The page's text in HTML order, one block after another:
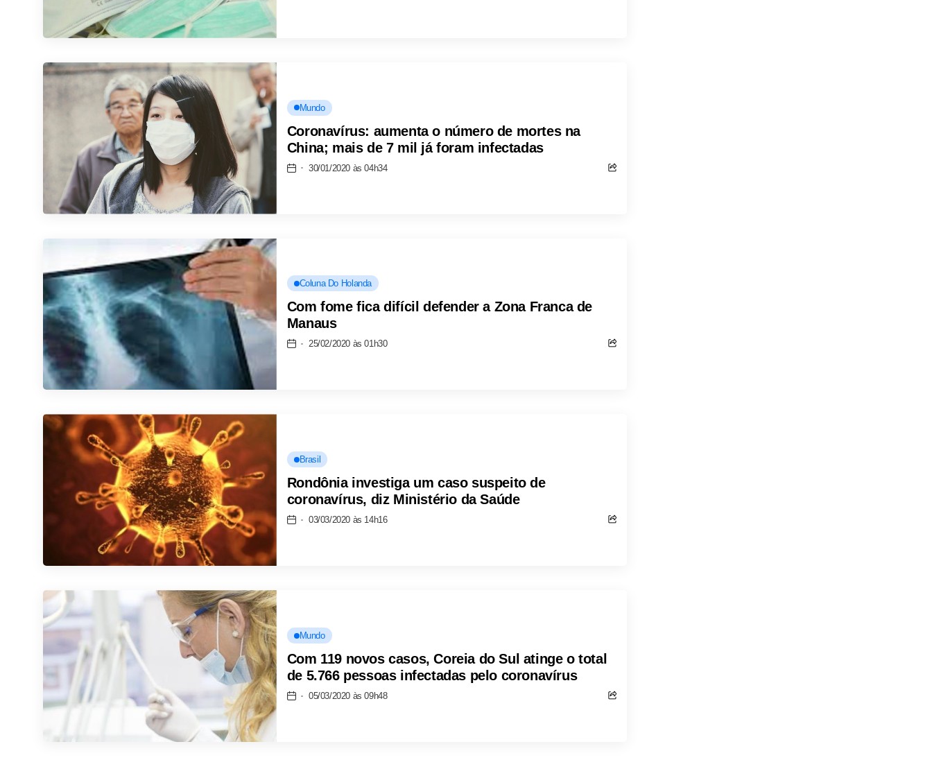
Mundo
Coronavírus: aumenta o número de mortes na
China; mais de 7 mil já foram infectadas
30/01/2020 às 04h34
Coluna Do Holanda
Com fome fica difícil defender a Zona Franca de
Manaus
25/02/2020 às 01h30
Brasil
Rondônia investiga um caso suspeito de
coronavírus, diz Ministério da Saúde
03/03/2020 às 14h16
Mundo
Com 119 novos casos, Coreia do Sul atinge o total
de 5.766 pessoas infectadas pelo coronavírus
05/03/2020 às 09h48